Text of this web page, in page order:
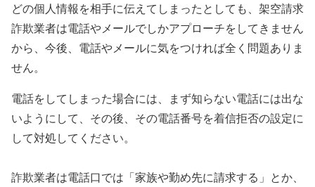
どの個人情報を相手に伝えてしまったとしても、架空請求
詐欺業者は電話やメールでしかアプローチをしてきません
から、今後、電話やメールに気をつければ全く問題ありま
せん。
電話をしてしまった場合には、まず知らない電話には出な
いようにして、その後、その電話番号を着信拒否の設定に
して対処してください。
詐欺業者は電話口では「家族や勤め先に請求する」とか、